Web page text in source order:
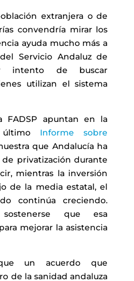
extranjera o de
convendría mirar los
ayuda mucho más a
Servicio Andaluz de
intento de buscar
utilizan el sistema
FADSP apuntan en la
último Informe sobre
que Andalucía ha
privatización durante
mientras la inversión
de la media estatal, el
continúa creciendo.
que esa
mejorar la asistencia
un acuerdo que
de la sanidad andaluza